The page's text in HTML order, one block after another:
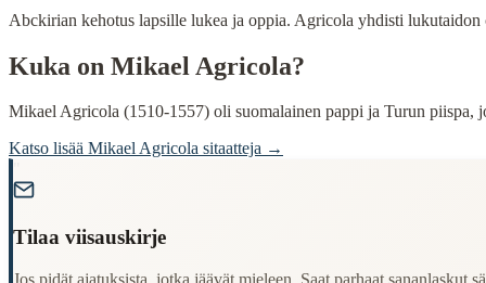
Language:Finnish (suomi)
Origin:Finland
Period:Traditional folk wisdom
Abckirian kehotus lapsille lukea ja oppia. Agricola yhdisti lukutaidon
Kuka on Mikael Agricola?
Mikael Agricola (1510-1557) oli suomalainen pappi ja Turun piispa,
Katso lisää Mikael Agricola sitaatteja →
Tilaa viisauskirje
Jos pidät ajatuksista, jotka jäävät mieleen. Saat parhaat